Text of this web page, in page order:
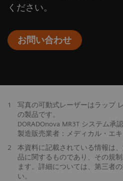
ください。
お問い合わせ
1
写真の可動式レーザーはラップ
の製品です。
DORADOnova MR3T システム承
製造販売業者：メディカル・エ
2
本資料に記載されている情報は
品に関するものであり、その規
ます。詳細については、第三者
い。